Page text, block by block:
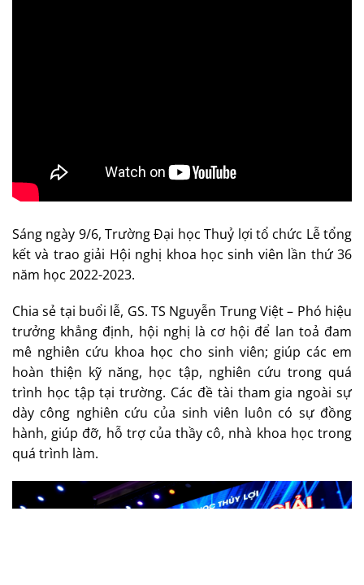
Sáng ngày 9/6, Trường Đại học Thuỷ lợi tổ chức Lễ tổng
kết và trao giải Hội nghị khoa học sinh viên lần thứ 36
năm học 2022-2023.
Chia sẻ tại buổi lễ, GS. TS Nguyễn Trung Việt – Phó hiệu
trưởng khẳng định, hội nghị là cơ hội để lan toả đam
mê nghiên cứu khoa học cho sinh viên; giúp các em
hoàn thiện kỹ năng, học tập, nghiên cứu trong quá
trình học tập tại trường. Các đề tài tham gia ngoài sự
dày công nghiên cứu của sinh viên luôn có sự đồng
hành, giúp đỡ, hỗ trợ của thầy cô, nhà khoa học trong
quá trình làm.